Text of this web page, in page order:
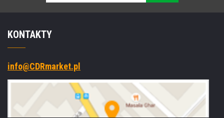
GPS,
warm-
KONTAKTY
info@CDRmarket.pl